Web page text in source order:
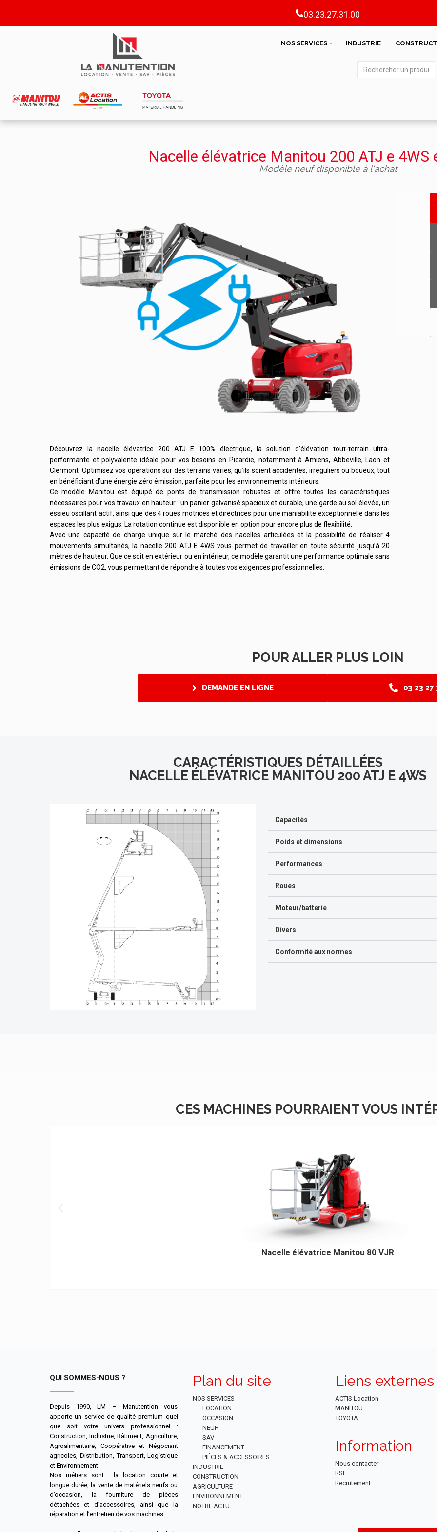
03.23.27.31.00
NOS SERVICES INDUSTRIE
Nacelle élévatrice Manitou 200 ATJ e 4WS
Modèle neuf disponible à l'achat
Découvrez la nacelle élévatrice 200 ATJ E 100% électrique, la solution d’élévation tout-terrain ultra-
performante et polyvalente idéale pour vos besoins en Picardie, notamment à Amiens, Abbeville, Laon et
Clermont. Optimisez vos opérations sur des terrains variés, qu’ils soient accidentés, irréguliers ou boueux, tout
en bénéficiant d’une énergie zéro émission, parfaite pour les environnements intérieurs.
Ce modèle Manitou est équipé de ponts de transmission robustes et offre toutes les caractéristiques
nécessaires pour vos travaux en hauteur : un panier galvanisé spacieux et durable, une garde au sol élevée, un
essieu oscillant actif, ainsi que des 4 roues motrices et directrices pour une maniabilité exceptionnelle dans les
espaces les plus exigus. La rotation continue est disponible en option pour encore plus de flexibilité.
Avec une capacité de charge unique sur le marché des nacelles articulées et la possibilité de réaliser 4
mouvements simultanés, la nacelle 200 ATJ E 4WS vous permet de travailler en toute sécurité jusqu’à 20
mètres de hauteur. Que ce soit en extérieur ou en intérieur, ce modèle garantit une performance optimale sans
émissions de CO2, vous permettant de répondre à toutes vos exigences professionnelles.
POUR ALLER PLUS LOIN
DEMANDE EN LIGNE 03 23 27
CARACTÉRISTIQUES DÉTAILLÉES
NACELLE ÉLÉVATRICE MANITOU 200 ATJ E 4WS
Capacités
Poids et dimensions
Performances
Roues
Moteur/batterie
Divers
Conformité aux normes
CES MACHINES POURRAIENT VOUS
Nacelle élévatrice Manitou 80 VJR
QUI SOMMES-NOUS ?
Depuis 1990, LM – Manutention vous
apporte un service de qualité premium quel
que soit votre univers professionnel :
Construction, Industrie, Bâtiment, Agriculture,
Agroalimentaire, Coopérative et Négociant
agricoles, Distribution, Transport, Logistique
et Environnement.
Nos métiers sont : la location courte et
longue durée, la vente de matériels neufs ou
d’occasion, la fourniture de pièces
détachées et d’accessoires, ainsi que la
réparation et l’entretien de vos machines.
Plan du site
NOS SERVICES
LOCATION
OCCASION
NEUF
SAV
FINANCEMENT
PIÉCES & ACCESSOIRES
INDUSTRIE
CONSTRUCTION
AGRICULTURE
ENVIRONNEMENT
NOTRE ACTU
Liens externes
ACTIS Location
MANITOU
TOYOTA
Information
Nous contacter
RSE
Recrutement